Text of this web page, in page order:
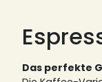
Das perfekte